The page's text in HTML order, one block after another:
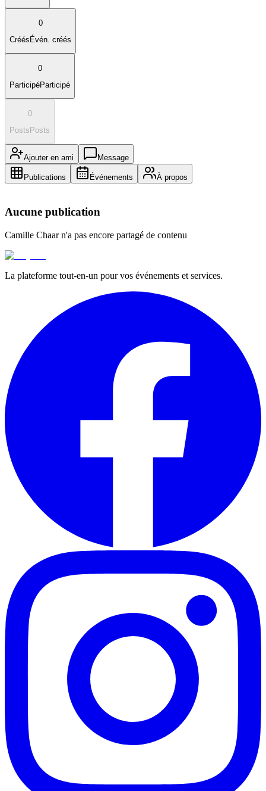
0
Créés Évén. créés
0
ParticipéParticipé
0
Posts Posts
Ajouter en ami Message
Publications Événements À propos
Aucune publication
Camille Chaarn'a pas encore partagé de contenu
La plateforme tout-en-un pour vos événements et services.